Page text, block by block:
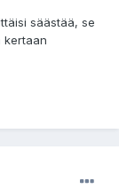
säästää, se
kertaan